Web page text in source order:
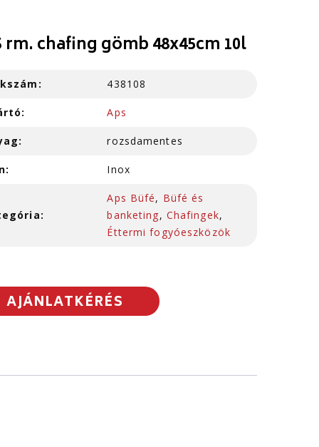
rm. chafing gömb 48x45cm 10l
438108
Aps
rozsdamentes
Inox
Aps Büfé, Büfé és
banketing, Chafingek,
Éttermi fogyóeszközök
AJÁNLATKÉRÉS